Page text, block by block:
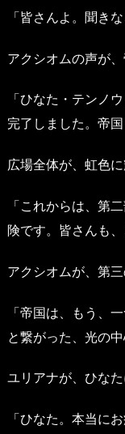
「皆さんよ。聞きな
アクシオムの声が
「ひなた・テンノ
完了しました。帝
広場全体が、虹色に
「これからは、第
険です。皆さんも
アクシオムが、第
「帝国は、もう、
と繋がった、光の中
ユリアナが、ひなた
「ひなた。本当に